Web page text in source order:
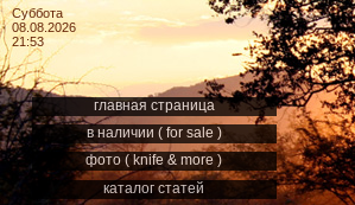
Суббота
08.08.2026
21:53
главная страница
в наличии ( for sale )
фото ( knife & more )
каталог статей